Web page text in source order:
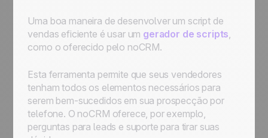
Uma boa maneira de desenvolver um script de
vendas eficiente é usar um gerador de scripts,
como o oferecido pelo noCRM.
Esta ferramenta permite que seus vendedores
tenham todos os elementos necessários para
serem bem-sucedidos em sua prospecção por
telefone. O noCRM oferece, por exemplo,
perguntas para leads e suporte para tirar suas